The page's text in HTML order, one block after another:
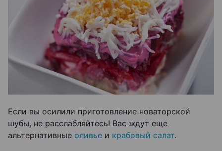
Если вы осилили приготовление новаторской
шубы, не расслабляйтесь! Вас ждут еще
альтернативные оливье и крабовый салат.